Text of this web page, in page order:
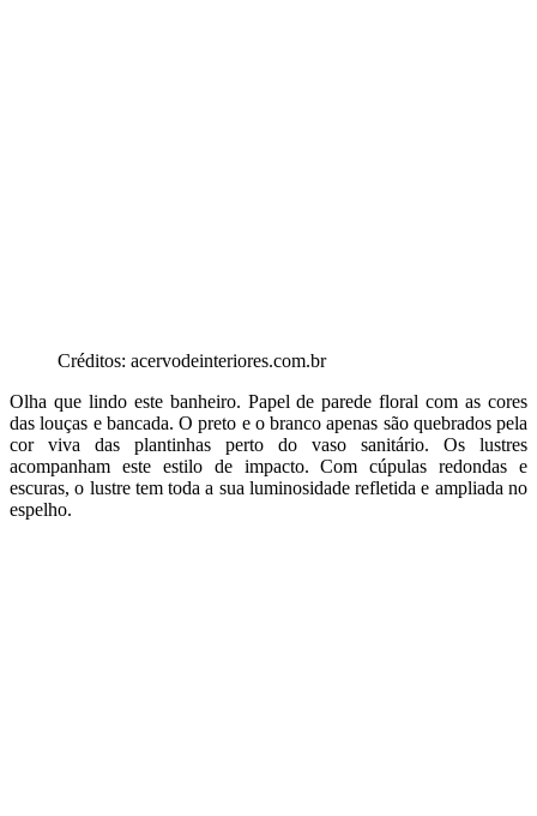
Créditos: acervodeinteriores.com.br
Olha que lindo este banheiro. Papel de parede floral com as cores
das louças e bancada. O preto e o branco apenas são quebrados pela
cor viva das plantinhas perto do vaso sanitário. Os lustres
acompanham este estilo de impacto. Com cúpulas redondas e
escuras, o lustre tem toda a sua luminosidade refletida e ampliada no
espelho.